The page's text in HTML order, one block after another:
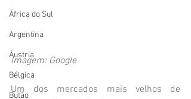
África do Sul
Argentina
Áustria
Bélgica
Butão
Imagem: Google
Um dos mercados mais velhos de